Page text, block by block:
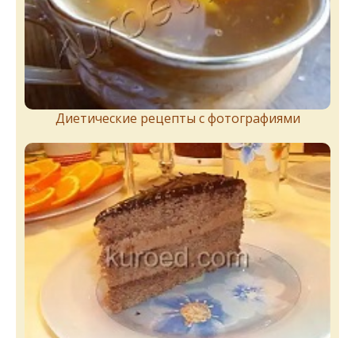
Диетические рецепты с фотографиями